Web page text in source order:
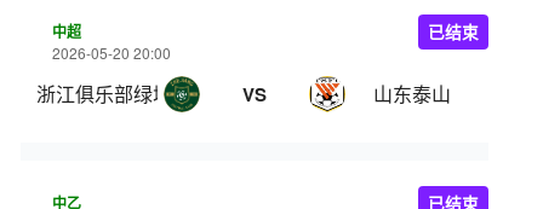
中超
2026-05-20 20:00
浙江俱乐部绿城 VS 山东泰山
已结束
中乙 已结束